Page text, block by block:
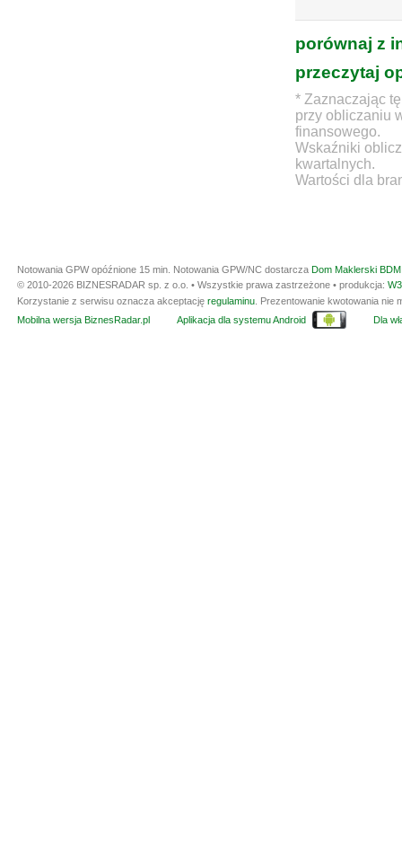
porównaj z
przeczytaj
* Zaznaczając
przy obliczaniu
finansowego.
Wskaźniki
kwartalnych.
Wartości dla
Notowania GPW opóźnione 15 min. Notowania GPW/NC dostarcza Dom Maklerski
© 2010-2026 BIZNESRADAR sp. z o.o. • Wszystkie prawa zastrzeżone • produkcja:
Korzystanie z serwisu oznacza akceptację regulaminu . Prezentowanie kwotowania
Mobilna wersja BiznesRadar.pl
Aplikacja dla systemu Android Dla